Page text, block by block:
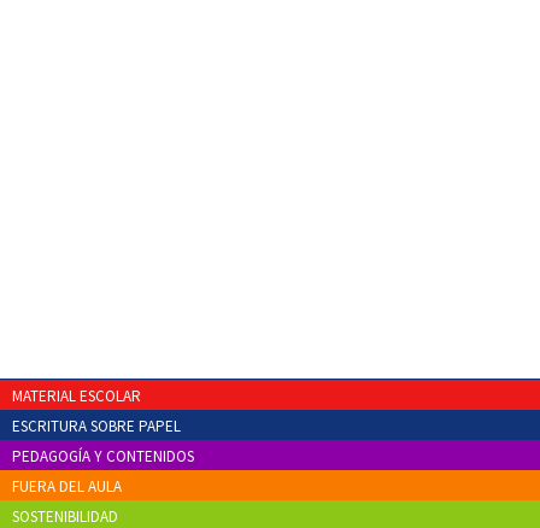
MATERIAL ESCOLAR
ESCRITURA SOBRE PAPEL
PEDAGOGÍA Y CONTENIDOS
FUERA DEL AULA
SOSTENIBILIDAD